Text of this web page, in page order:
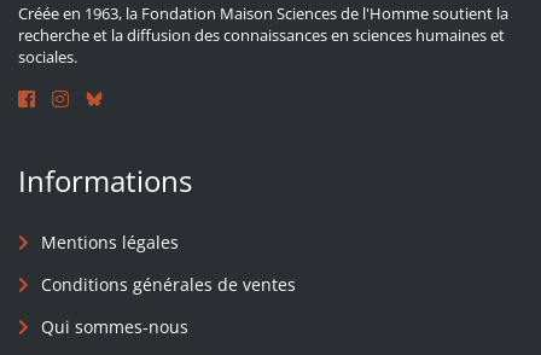
Créée en 1963, la Fondation Maison Sciences de l'Homme soutient la
recherche et la diffusion des connaissances en sciences humaines et
sociales.
Informations
Mentions légales
Conditions générales de ventes
Qui sommes-nous